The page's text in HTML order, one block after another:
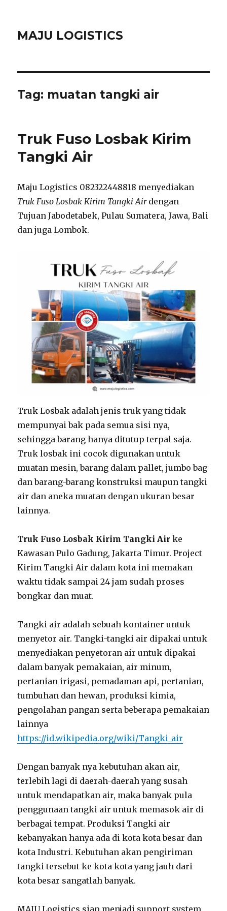
MAJU LOGISTICS
Tag: muatan tangki air
Truk Fuso Losbak Kirim
Tangki Air
Maju Logistics 082322448818 menyediakan
Truk Fuso Losbak Kirim Tangki Air dengan
Tujuan Jabodetabek, Pulau Sumatera, Jawa, Bali
dan juga Lombok.
Truk Losbak adalah jenis truk yang tidak
mempunyai bak pada semua sisi nya,
sehingga barang hanya ditutup terpal saja.
Truk losbak ini cocok digunakan untuk
muatan mesin, barang dalam pallet, jumbo bag
dan barang-barang konstruksi maupun tangki
air dan aneka muatan dengan ukuran besar
lainnya.
Truk Fuso Losbak Kirim Tangki Airke
Kawasan Pulo Gadung, Jakarta Timur. Project
Kirim Tangki Air dalam kota ini memakan
waktu tidak sampai 24 jam sudah proses
bongkar dan muat.
Tangki air adalah sebuah kontainer untuk
menyetor air. Tangki-tangki air dipakai untuk
menyediakan penyetoran air untuk dipakai
dalam banyak pemakaian, air minum,
pertanian irigasi, pemadaman api, pertanian,
tumbuhan dan hewan, produksi kimia,
pengolahan pangan serta beberapa pemakaian
lainnya
https://id.wikipedia.org/wiki/Tangki_air
Dengan banyak nya kebutuhan akan air,
terlebih lagi di daerah-daerah yang susah
untuk mendapatkan air, maka banyak pula
penggunaan tangki air untuk memasok air di
berbagai tempat. Produksi Tangki air
kebanyakan hanya ada di kota kota besar dan
kota Industri. Kebutuhan akan pengiriman
tangki tersebut ke kota kota yang jauh dari
kota besar sangatlah banyak.